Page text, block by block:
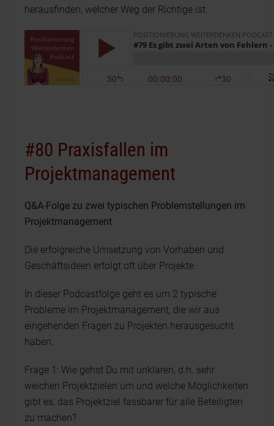
herausfinden, welcher Weg der Richtige ist.
#80 Praxisfallen im
Projektmanagement
Q&A-Folge zu zwei typischen Problemstellungen im
Projektmanagement
Die erfolgreiche Umsetzung von Vorhaben und
Geschäftsideen erfolgt oft über Projekte.
In dieser Podcastfolge geht es um 2 typische
Probleme im Projektmanagement, die wir aus
eingehenden Fragen zu Projekten herausgesucht
haben.
Frage 1: Wie gehst Du mit unklaren, d.h. sehr
weichen Projektzielen um und welche Möglichkeiten
gibt es, das Projektziel fassbarer für alle Beteiligten
zu machen?